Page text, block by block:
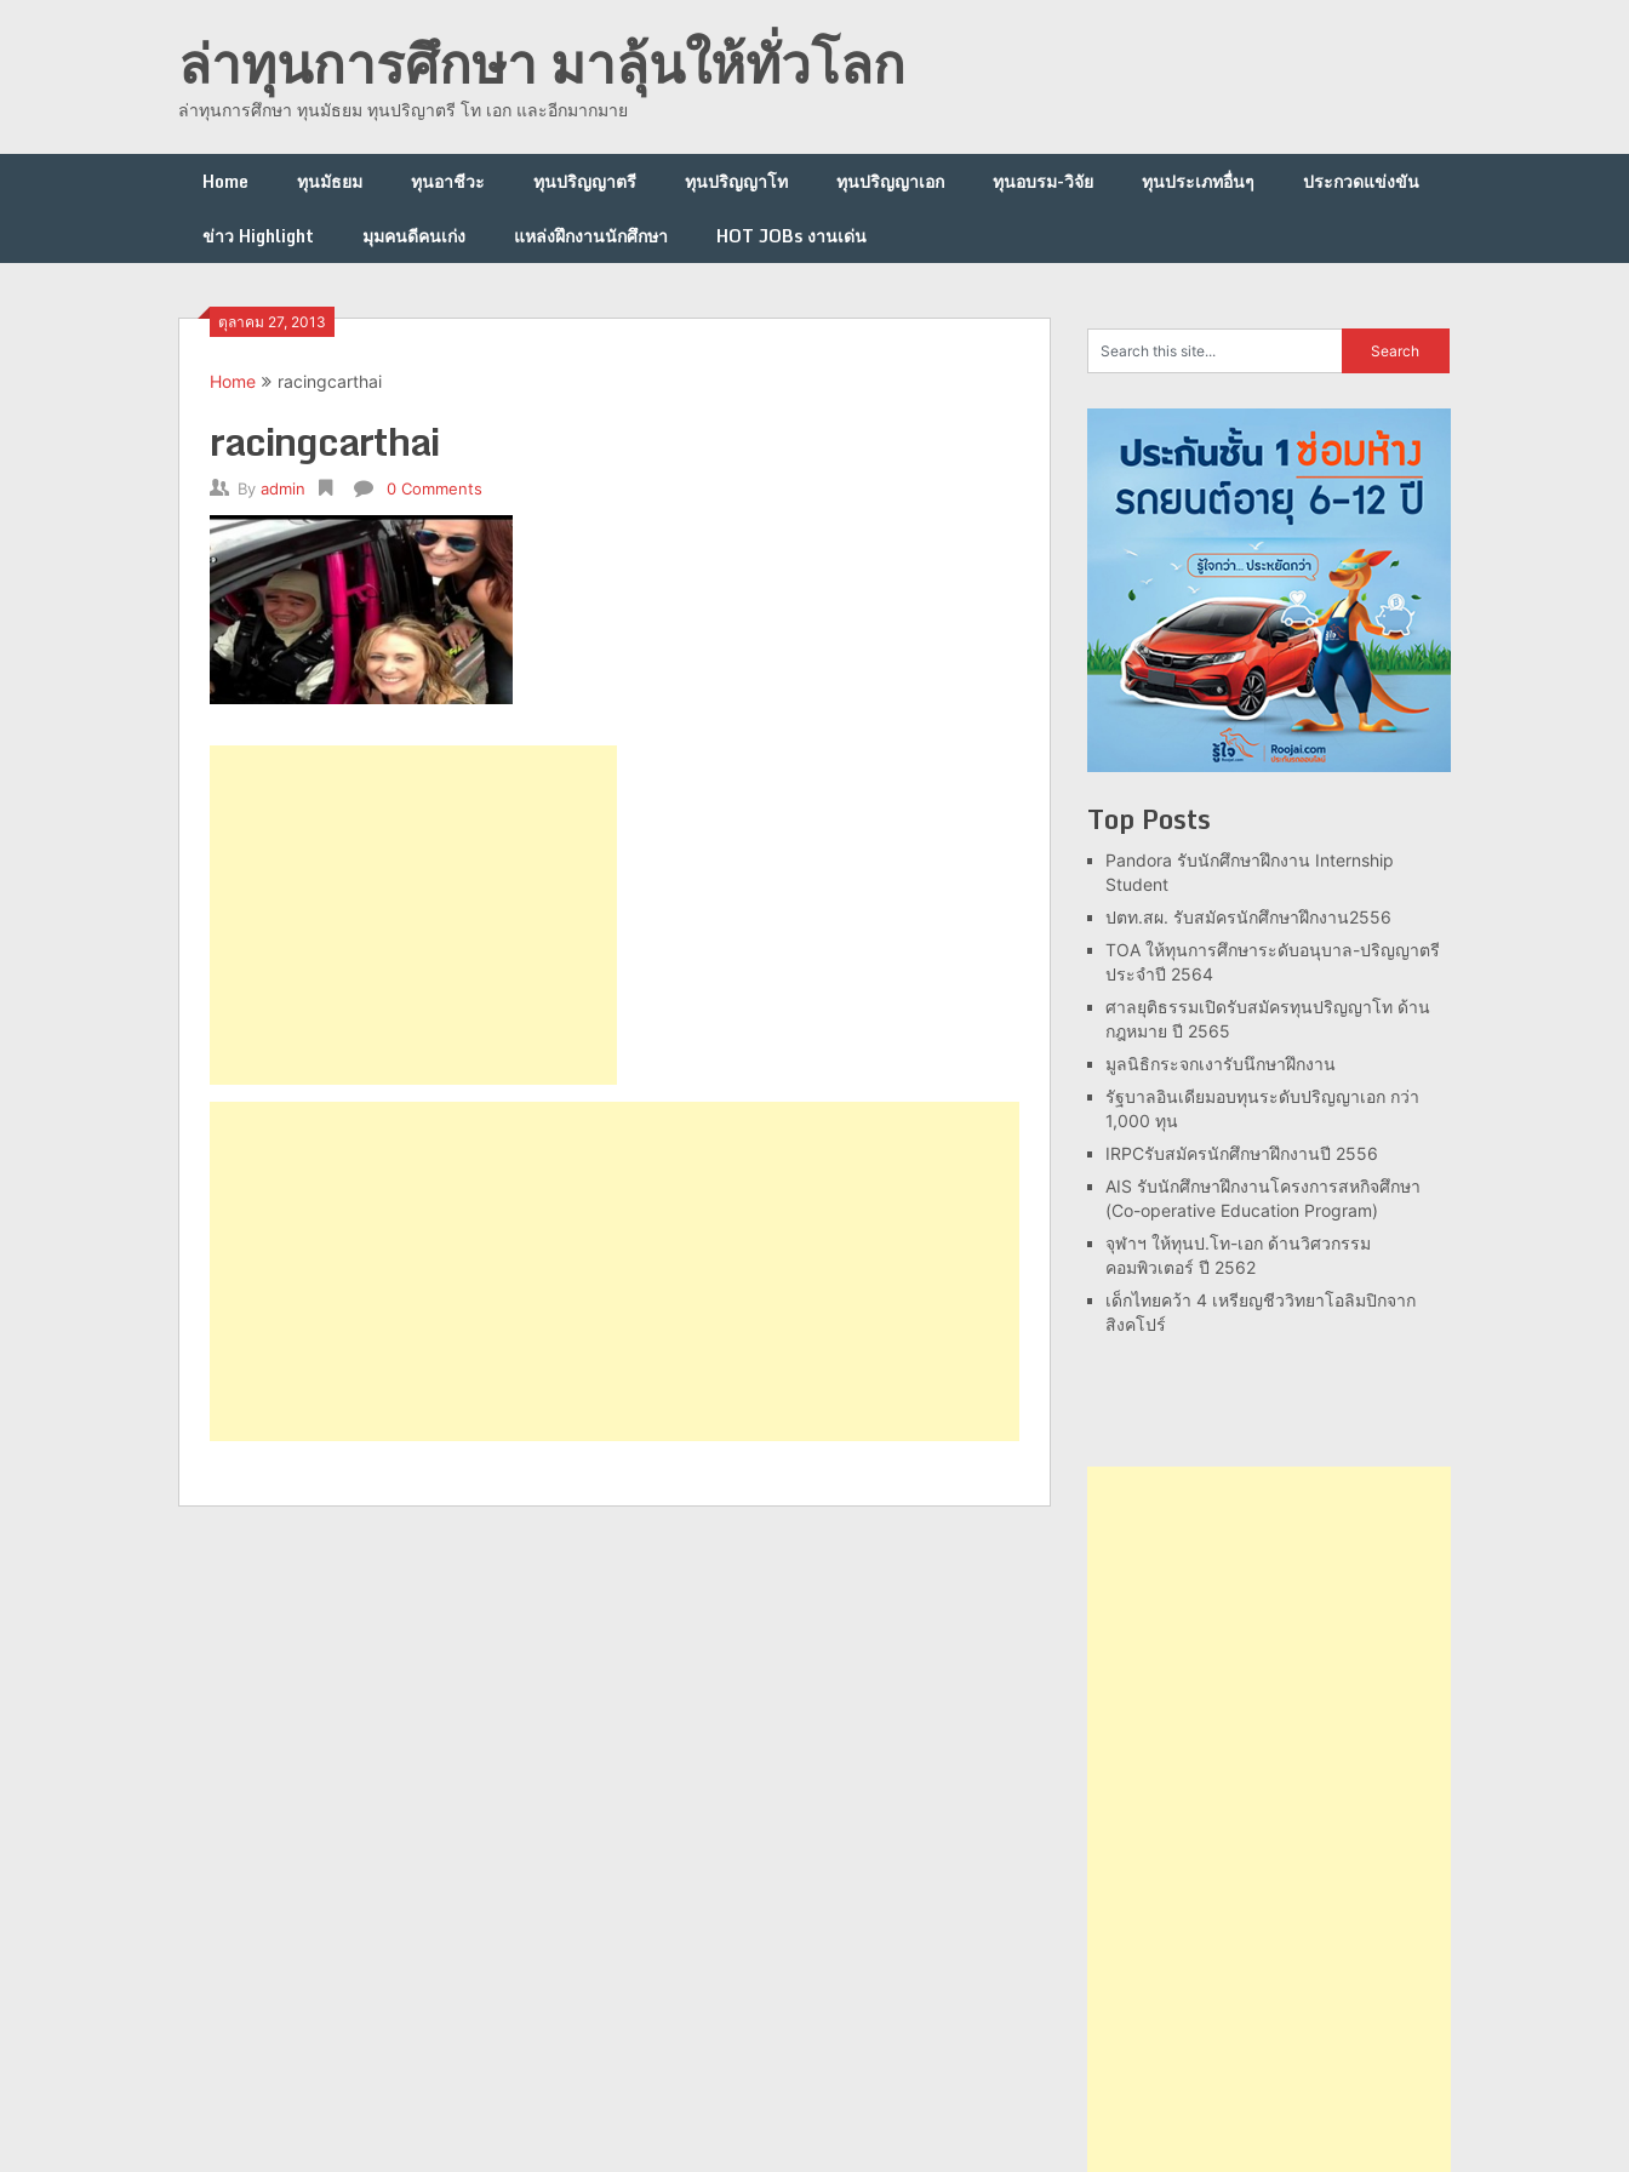
ล่าทุนการศึกษา มาลุ้นให้ทั่วโลก
ล่าทุนการศึกษา ทุนมัธยม ทุนปริญาตรี โท เอก และอีกมากมาย
Home ทุนมัธยม ทุนอาชีวะ ทุนปริญญาตรี ทุนปริญญาโท ทุนปริญญาเอก ทุนอบรม-วิจัย ทุนประเภทอื่นๆ
ประกวดแข่งขัน
ข่าว Highlight
มุมคนดีคนเก่ง แหล่งฝึกงานนักศึกษา HOT JOBs งานเด่น
ตุลาคม 27, 2013
Home racingcarthai
racingcarthai
By admin 0 Comments
Top Posts
Pandora รับนักศึกษาฝึกงาน Internship
Student
ปตท.สผ. รับสมัครนักศึกษาฝึกงาน2556
TOA ให้ทุนการศึกษาระดับอนุบาล-ปริญญาตรี
ประจำปี 2564
ศาลยุติธรรมเปิดรับสมัครทุนปริญญาโท ด้าน
กฎหมาย ปี 2565
มูลนิธิกระจกเงารับนึกษาฝึกงาน
รัฐบาลอินเดียมอบทุนระดับปริญญาเอก กว่า
1,000 ทุน
IRPCรับสมัครนักศึกษาฝึกงานปี 2556
AIS รับนักศึกษาฝึกงานโครงการสหกิจศึกษา
(Co-operative Education Program)
จุฬาฯ ให้ทุนป.โท-เอก ด้านวิศวกรรม
คอมพิวเตอร์ ปี 2562
เด็กไทยคว้า 4 เหรียญชีววิทยาโอลิมปิกจาก
สิงคโปร์